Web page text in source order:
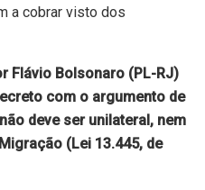
a cobrar visto dos
Flávio Bolsonaro (PL-RJ)
com o argumento de
deve ser unilateral, nem
(Lei 13.445, de